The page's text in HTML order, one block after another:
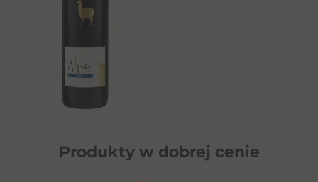
Produkty w dobrej cenie